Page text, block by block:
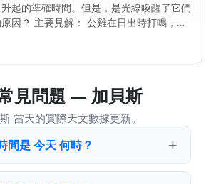
起的準確時間。但是，是光線喚醒了它們
因？ 主要見解： 公雞在日出時打鳴，是
告訴它們該是時候了——甚至在第一縷光
見問題 — 加貝斯
當天的實際天文數據更新。
間是 今天 何時？